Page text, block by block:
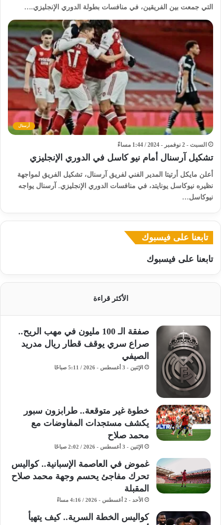
التي جمعت بين الفريقين، في منافسات بطولة الدوري الإنجليزي.…
أرسنال
السبت - 2 نوفمبر - 2024 / 1:44 مساءً
تشكيل آرسنال أمام نيو كاسل في الدوري الإنجليزي
أعلن مايكل أرتيتا المدير الفني لفريق آرسنال، تشكيل الفريق لمواجهة
نظيره نيوكاسل يونايتد، في منافسات الدوري الإنجليزي. آرسنال يواجه
نيوكاسل…
تابعنا على فيسبوك
تابعنا على فيسبوك
الأكثر قراءة
صفقة الـ 100 مليون في مهب الريح..
صراع سري يوقف قطار ريال مدريد
الصيفي
الإثنين - 3 أغسطس - 2026 / 5:11 صباحًا
خطوة غير متوقعة.. طرابزون سبور
يكشف مستجدات المفاوضات مع
محمد صلاح
الإثنين - 3 أغسطس - 2026 / 2:02 صباحًا
غموض في العاصمة الإسبانية.. كواليس
تحرك مفاجئ يحسم وجهة محمد صلاح
المقبلة
الأحد - 2 أغسطس - 2026 / 4:16 مساءً
كواليس الخطة السرية.. كيف يتهيأ